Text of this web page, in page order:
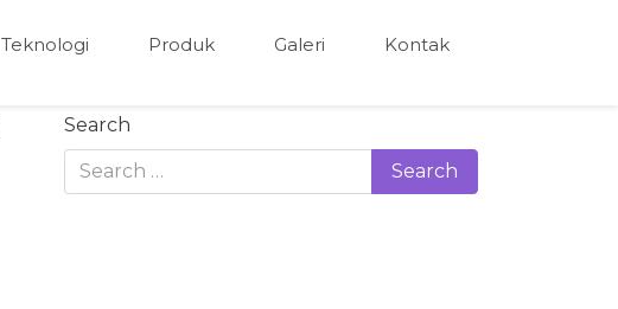
Teknologi Produk Galeri Kontak
Search